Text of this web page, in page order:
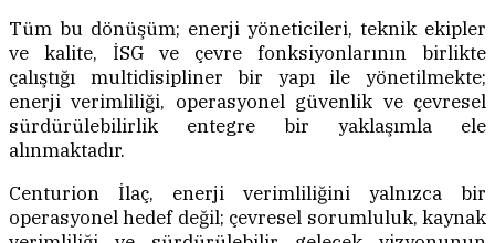
Tüm bu dönüşüm; enerji yöneticileri, teknik ekipler
ve kalite, İSG ve çevre fonksiyonlarının birlikte
çalıştığı multidisipliner bir yapı ile yönetilmekte;
enerji verimliliği, operasyonel güvenlik ve çevresel
sürdürülebilirlik entegre bir yaklaşımla ele
alınmaktadır.
Centurion İlaç, enerji verimliliğini yalnızca bir
operasyonel hedef değil; çevresel sorumluluk, kaynak